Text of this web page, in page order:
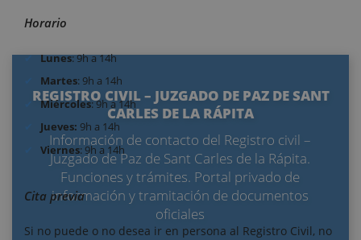
REGISTRO CIVIL – JUZGADO DE PAZ DE SANT
CARLES DE LA RÁPITA
Información de contacto del Registro civil –
Juzgado de Paz de Sant Carles de la Rápita.
Funciones y trámites. Portal privado de
información y tramitación de documentos
oficiales
Horario
Lunes: 9h a 14h
Martes: 9h a 14h
Miércoles: 9h a 14h
Jueves: 9h a 14h
Viernes: 9h a 14h
Cita previa
Si no puede o no desea ir en persona al Registro Civil, no